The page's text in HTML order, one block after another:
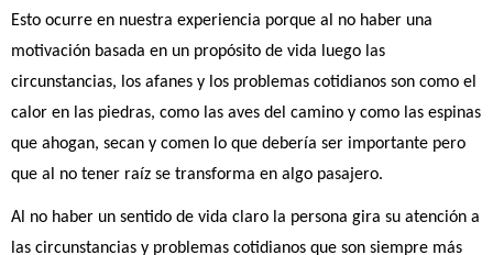
Esto ocurre en nuestra experiencia porque al no haber una
motivación basada en un propósito de vida luego las
circunstancias, los afanes y los problemas cotidianos son como el
calor en las piedras, como las aves del camino y como las espinas
que ahogan, secan y comen lo que debería ser importante pero
que al no tener raíz se transforma en algo pasajero.
Al no haber un sentido de vida claro la persona gira su atención a
las circunstancias y problemas cotidianos que son siempre más